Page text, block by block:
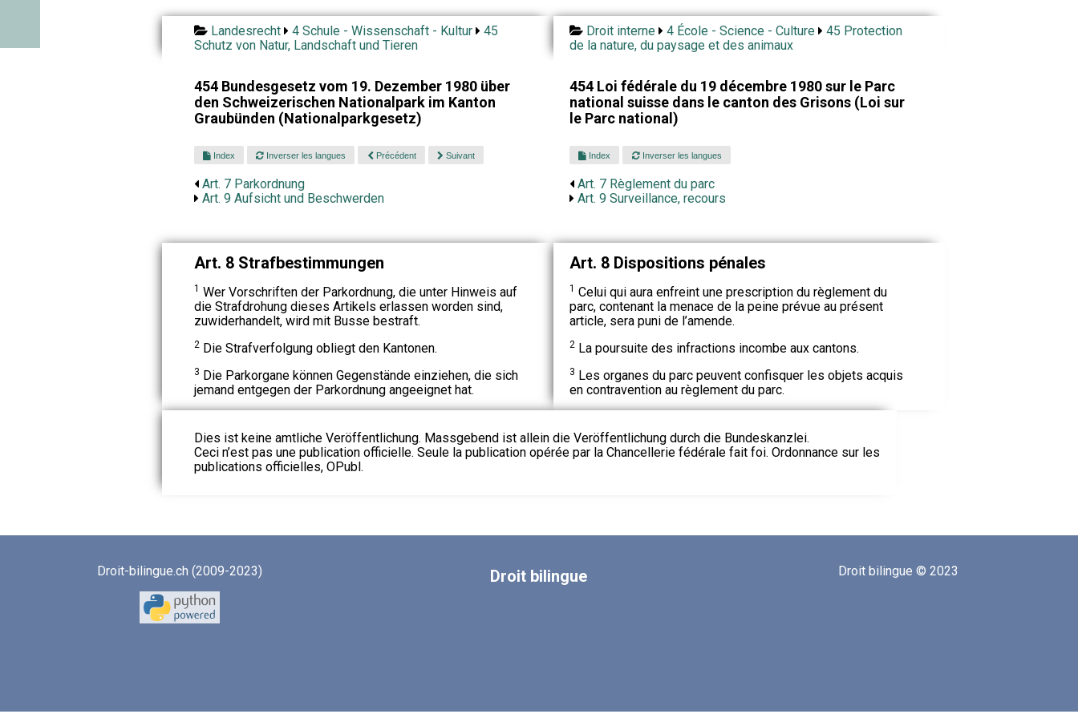
Landesrecht 4 Schule - Wissenschaft - Kultur
45
Schutz von Natur, Landschaft und Tieren
Droit interne 4 École - Science - Culture
45 Protection
de la nature, du paysage et des animaux
454 Bundesgesetz vom 19. Dezember 1980 über
den Schweizerischen Nationalpark im Kanton
Graubünden (Nationalparkgesetz)
454 Loi fédérale du 19 décembre 1980 sur le Parc
national suisse dans le canton des Grisons (Loi sur
le Parc national)
Index Inverser les langues Précédent Suivant
Art. 7 Parkordnung
Art. 9 Aufsicht und Beschwerden
Index Inverser les langues
Art. 7 Règlement du parc
Art. 9 Surveillance, recours
Art. 8 Strafbestimmungen
1 Wer Vorschriften der Parkordnung, die unter Hinweis auf
die Strafdrohung dieses Artikels erlassen worden sind,
zuwiderhandelt, wird mit Busse bestraft.
2Die Strafverfolgung obliegt den Kantonen.
3 Die Parkorgane können Gegenstände einziehen, die sich
jemand entgegen der Parkordnung angeeignet hat.
Art. 8 Dispositions pénales
1 Celui qui aura enfreint une prescription du règlement du
parc, contenant la menace de la peine prévue au présent
article, sera puni de l’amende.
2La poursuite des infractions incombe aux cantons.
3 Les organes du parc peuvent confisquer les objets acquis
en contravention au règlement du parc.
Dies ist keine amtliche Veröffentlichung. Massgebend ist allein die Veröffentlichung durch die Bundeskanzlei.
Ceci n’est pas une publication officielle. Seule la publication opérée par la Chancellerie fédérale fait foi. Ordonnance sur les
publications officielles, OPubl.
Droit-bilingue.ch (2009-2023) Droit bilingue Droit bilingue © 2023